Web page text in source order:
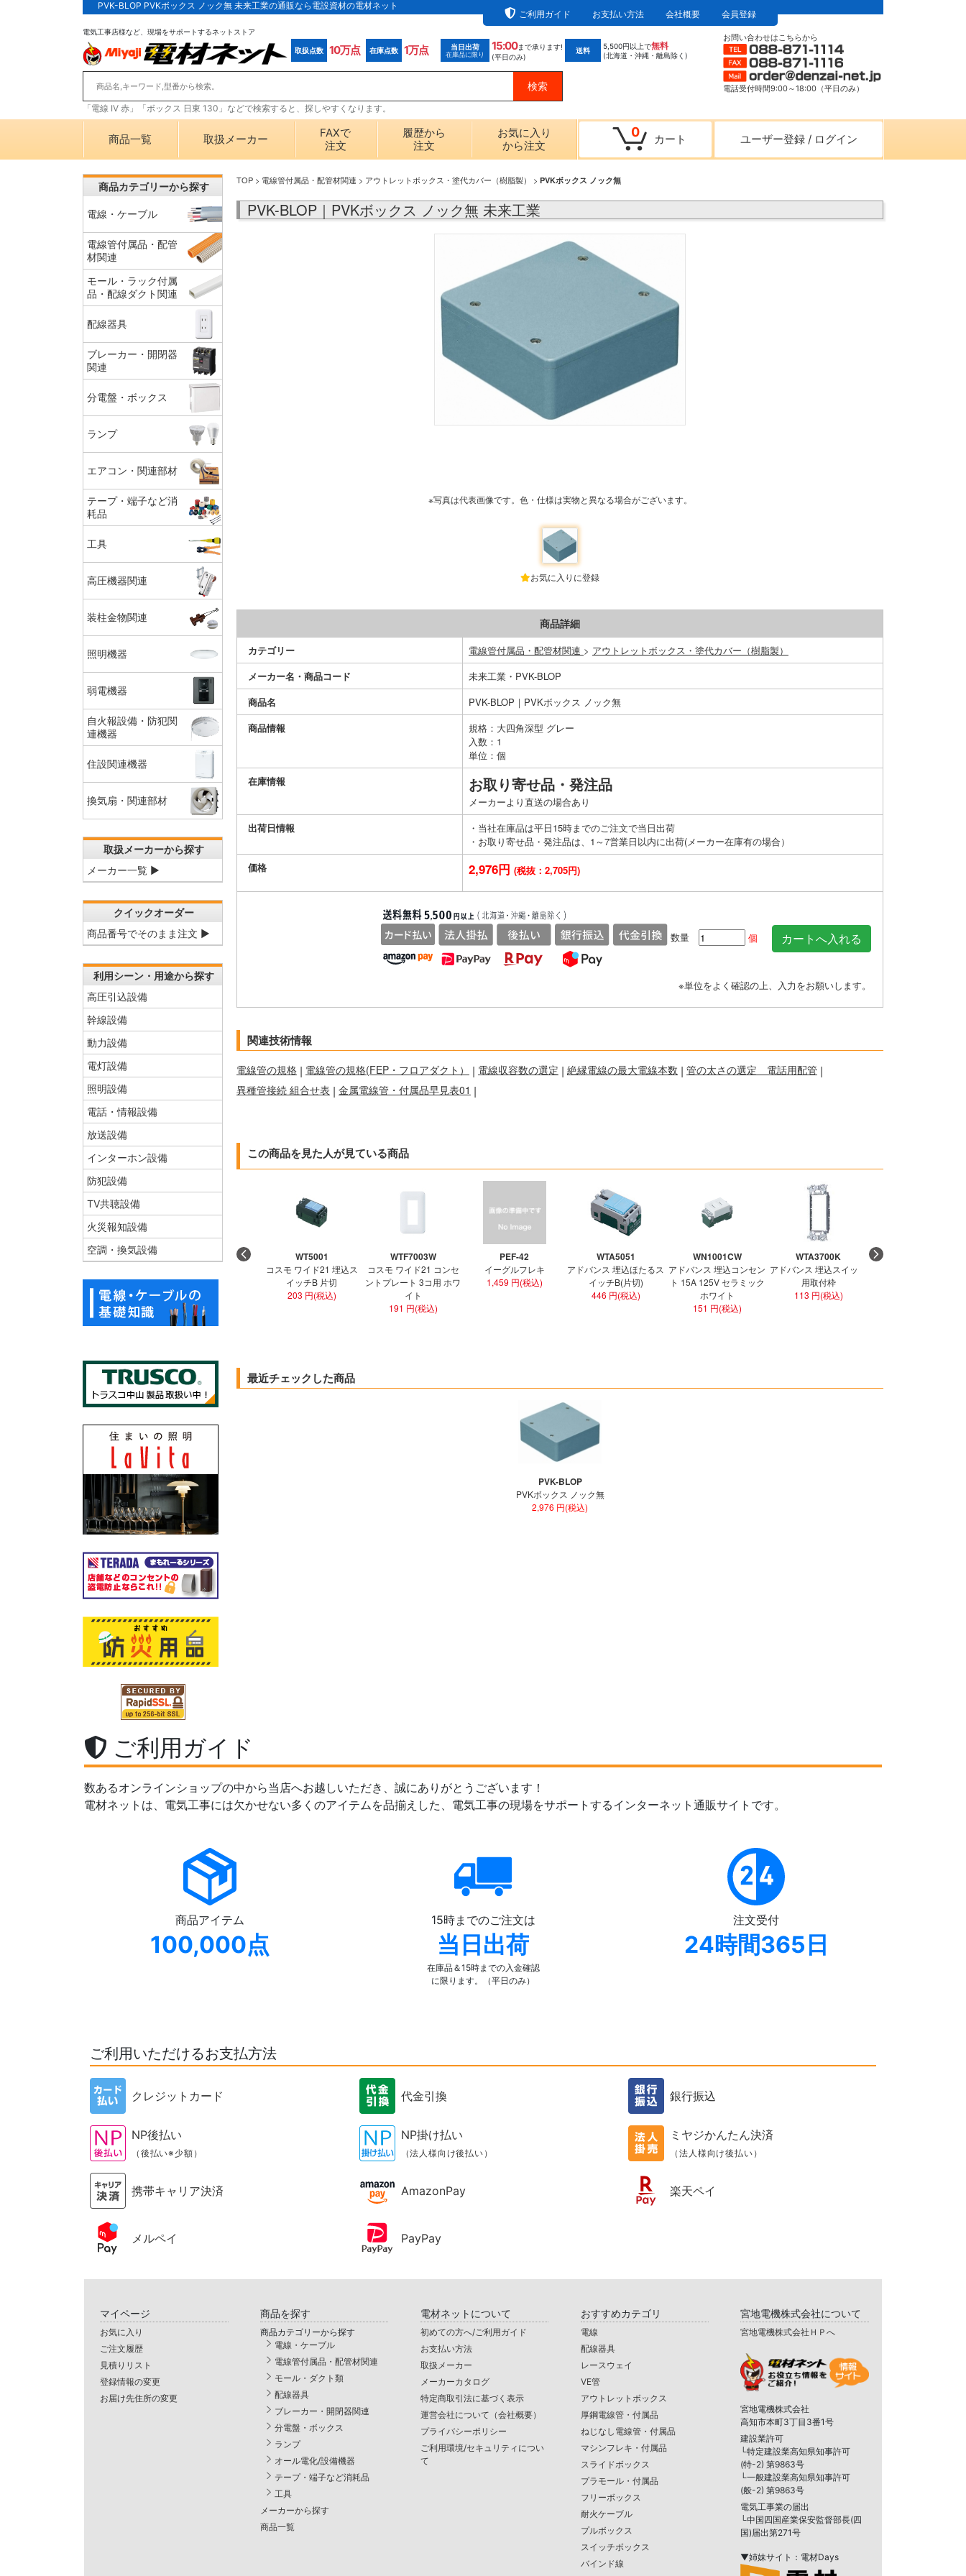
PVK-BLOP PVKボックス ノック無 未来工業の通販なら電設資材の電材ネット
ご利用ガイド
お支払い方法 会社概要 会員登録
電気工事店様など、現場をサポートするネットストア
取扱点数 10万点 在庫点数 1万点 当日出荷
在庫品に限り
15:00まで承ります!
(平日のみ)
送料 5,500円以上で無料
(北海道・沖縄・離島除く)
「電線 IV 赤」「ボックス 日東 130」などで検索すると、探しやすくなります。
お問い合わせはこちらから
電話受付時間9:00～18:00（平日のみ）
商品一覧 取扱メーカー
FAXで
注文
履歴から
注文
お気に入り
から注文
0 カート ユーザー登録 / ログイン
TOP > 電線管付属品・配管材関連 > アウトレットボックス・塗代カバー（樹脂製） > PVKボックス ノック無
PVK-BLOP｜PVKボックス ノック無 未来工業
※写真は代表画像です。色・仕様は実物と異なる場合がございます。
お気に入りに登録
商品詳細
カテゴリー 電線管付属品・配管材関連 > アウトレットボックス・塗代カバー（樹脂製）
メーカー名・商品コード
未来工業・PVK-BLOP
商品名
PVK-BLOP｜PVKボックス ノック無
商品情報
規格：大四角深型 グレー
入数：1
単位：個
在庫情報
お取り寄せ品・発注品
メーカーより直送の場合あり
出荷日情報
・当社在庫品は平日15時までのご注文で当日出荷
・お取り寄せ品・発注品は、1～7営業日以内に出荷(メーカー在庫有の場合）
価格
2,976円 (税抜：2,705円)
数量 個
※単位をよく確認の上、入力をお願いします。
関連技術情報
電線管の規格 | 電線管の規格(FEP・フロアダクト） | 電線収容数の選定 | 絶縁電線の最大電線本数 | 管の太さの選定 電話用配管 |
異種管接続 組合せ表 | 金属電線管・付属品早見表01 |
この商品を見た人が見ている商品
WT5001
コスモ ワイド21 埋込ス
イッチB 片切
203 円(税込)
WTF7003W
コスモ ワイド21 コンセ
ントプレート 3コ用 ホワ
イト
191 円(税込)
PEF-42
イーグルフレキ
1,459 円(税込)
WTA5051
アドバンス 埋込ほたるス
イッチB(片切)
446 円(税込)
WN1001CW
アドバンス 埋込コンセン
ト 15A 125V セラミック
ホワイト
151 円(税込)
WTA3700K
アドバンス 埋込スイッチ
用取付枠
113 円(税込)
最近チェックした商品
PVK-BLOP
PVKボックス ノック無
2,976 円(税込)
商品カテゴリーから探す
電線・ケーブル
電線管付属品・配管
材関連
モール・ラック付属
品・配線ダクト関連
配線器具
ブレーカー・開閉器
関連
分電盤・ボックス
ランプ
エアコン・関連部材
テープ・端子など消
耗品
工具
高圧機器関連
装柱金物関連
照明機器
弱電機器
自火報設備・防犯関
連機器
住設関連機器
換気扇・関連部材
取扱メーカーから探す
メーカー一覧 ▶
クイックオーダー
商品番号でそのまま注文 ▶
利用シーン・用途から探す
高圧引込設備
幹線設備
動力設備
電灯設備
照明設備
電話・情報設備
放送設備
インターホン設備
防犯設備
TV共聴設備
火災報知設備
空調・換気設備
ご利用ガイド
数あるオンラインショップの中から当店へお越しいただき、誠にありがとうございます！
電材ネットは、電気工事には欠かせない多くのアイテムを品揃えした、電気工事の現場をサポートするインターネット通販サイトです。
商品アイテム
100,000点
15時までのご注文は
当日出荷
在庫品＆15時までの入金確認
に限ります。（平日のみ）
注文受付
24時間365日
ご利用いただけるお支払方法
クレジットカード 代金引換 銀行振込
NP後払い
（後払い※少額）
NP掛け払い
（法人様向け後払い）
ミヤジかんたん決済
（法人様向け後払い）
携帯キャリア決済 AmazonPay 楽天ペイ
メルペイ PayPay
マイページ
お気に入り
ご注文履歴
見積りリスト
登録情報の変更
お届け先住所の変更
商品を探す
商品カテゴリーから探す
電線・ケーブル
電線管付属品・配管材関連
モール・ダクト類
配線器具
ブレーカー・開閉器関連
分電盤・ボックス
ランプ
オール電化/設備機器
テープ・端子など消耗品
工具
メーカーから探す
商品一覧
電材ネットについて
初めての方へ/ご利用ガイド
お支払い方法
取扱メーカー
メーカーカタログ
特定商取引法に基づく表示
運営会社について（会社概要）
プライバシーポリシー
ご利用環境/セキュリティについ
て
おすすめカテゴリ
電線
配線器具
レースウェイ
VE管
アウトレットボックス
厚鋼電線管・付属品
ねじなし電線管・付属品
マシンフレキ・付属品
スライドボックス
プラモール・付属品
フリーボックス
耐火ケーブル
プルボックス
スイッチボックス
バインド線
宮地電機株式会社について
宮地電機株式会社ＨＰへ
宮地電機株式会社
高知市本町3丁目3番1号
建設業許可
└特定建設業高知県知事許可
(特-2) 第9863号
└一般建設業高知県知事許可
(般-2) 第9863号
電気工事業の届出
└中国四国産業保安監督部長(四
国)届出第271号
▼姉妹サイト：電材Days